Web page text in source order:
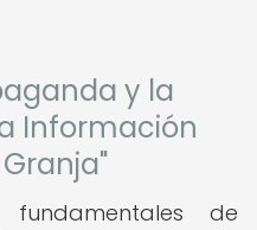
y la
Información
de